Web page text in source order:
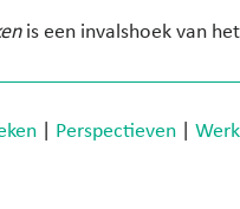
is een invalshoek van
Perspectieven